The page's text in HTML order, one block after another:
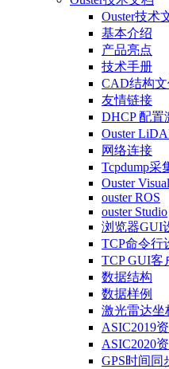
Ouster技术
基本介绍
产品亮点
技术手册
CAD结构文
友情链接
DHCP 配置
Ouster
网络连接
Tcpdump采
Ouster
ouster ROS
ouster Studio
浏览器GUI
TCP命令行
TCP GUI客
数据结构
数据样例
激光雷达坐
ASIC2019
ASIC2020
GPS时间同